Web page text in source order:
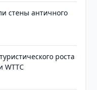
стены античного
роста
WTTC